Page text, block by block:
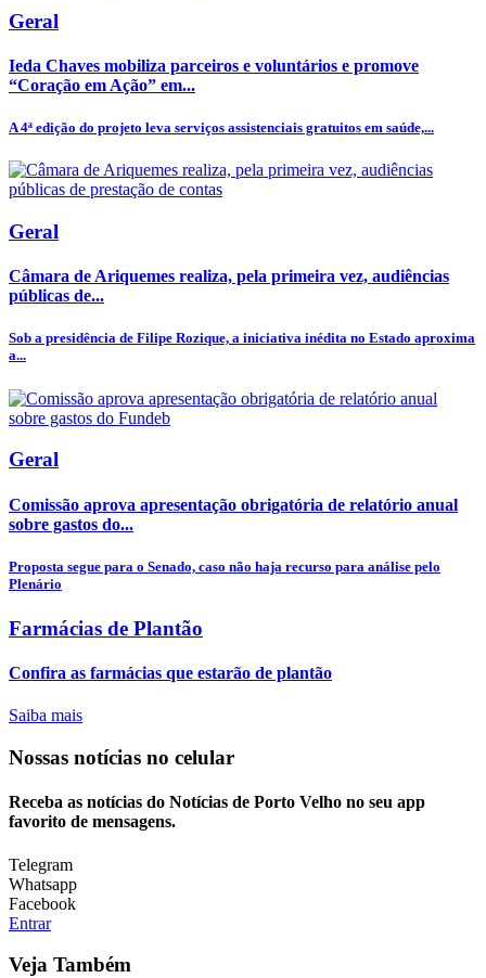
Geral
Ieda Chaves mobiliza parceiros e voluntários e promove
“Coração em Ação” em...
A 4ª edição do projeto leva serviços assistenciais gratuitos em saúde,...
Geral
Câmara de Ariquemes realiza, pela primeira vez, audiências
públicas de...
Sob a presidência de Filipe Rozique, a iniciativa inédita no Estado aproxima
a...
Geral
Comissão aprova apresentação obrigatória de relatório anual
sobre gastos do...
Proposta segue para o Senado, caso não haja recurso para análise pelo
Plenário
Farmácias de Plantão
Confira as farmácias que estarão de plantão
Saiba mais
Nossas notícias no celular
Receba as notícias do Notícias de Porto Velho no seu app
favorito de mensagens.
Telegram
Whatsapp
Facebook
Entrar
Veja Também